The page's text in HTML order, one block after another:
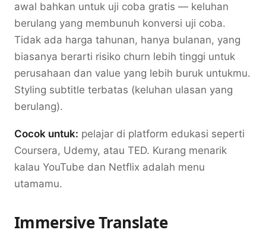
awal bahkan untuk uji coba gratis — keluhan
berulang yang membunuh konversi uji coba.
Tidak ada harga tahunan, hanya bulanan, yang
biasanya berarti risiko churn lebih tinggi untuk
perusahaan dan value yang lebih buruk untukmu.
Styling subtitle terbatas (keluhan ulasan yang
berulang).
Cocok untuk: pelajar di platform edukasi seperti
Coursera, Udemy, atau TED. Kurang menarik
kalau YouTube dan Netflix adalah menu
utamamu.
Immersive Translate